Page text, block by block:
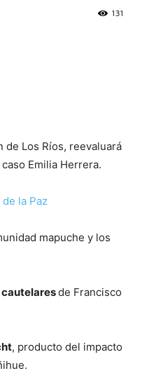
131
de Los Ríos, reevaluará
Emilia Herrera.
la Paz
mapuche y los
de Francisco
, producto del impacto